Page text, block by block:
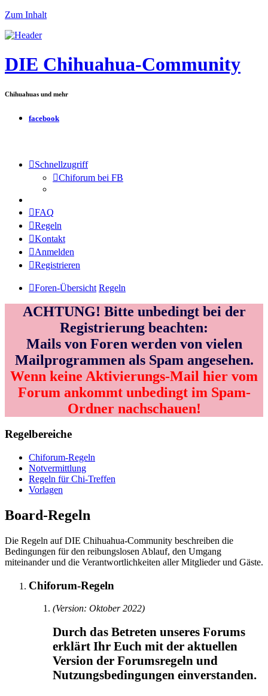
Zum Inhalt
DIE Chihuahua-Community
Chihuahuas und mehr
facebook
Schnellzugriff
Chiforum bei FB
FAQ
Regeln
Kontakt
Anmelden
Registrieren
Foren-Übersicht Regeln
ACHTUNG! Bitte unbedingt bei der
Registrierung beachten:
Mails von Foren werden von vielen
Mailprogrammen als Spam angesehen.
Wenn keine Aktivierungs-Mail hier vom
Forum ankommt unbedingt im Spam-
Ordner nachschauen!
Regelbereiche
Chiforum-Regeln
Notvermittlung
Regeln für Chi-Treffen
Vorlagen
Board-Regeln
Die Regeln auf DIE Chihuahua-Community beschreiben die
Bedingungen für den reibungslosen Ablauf, den Umgang
miteinander und die Verantwortlichkeiten aller Mitglieder und Gäste.
Chiforum-Regeln
(Version: Oktober 2022)
Durch das Betreten unseres Forums
erklärt Ihr Euch mit der aktuellen
Version der Forumsregeln und
Nutzungsbedingungen einverstanden.